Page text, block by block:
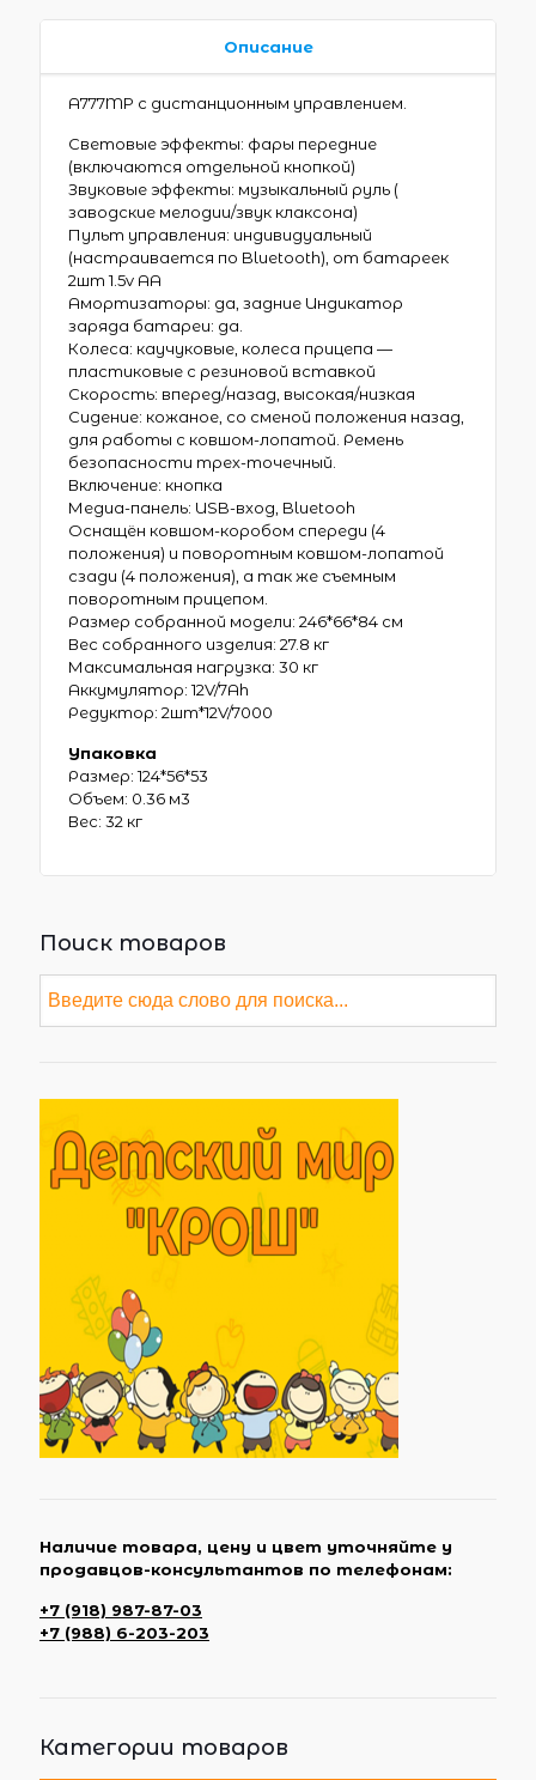
Описание
A777MP с дистанционным управлением.
Световые эффекты: фары передние
(включаются отдельной кнопкой)
Звуковые эффекты: музыкальный руль (
заводские мелодии/звук клаксона)
Пульт управления: индивидуальный
(настраивается по Bluetooth), от батареек
2шт 1.5v AA
Амортизаторы: да, задние Индикатор
заряда батареи: да.
Колеса: каучуковые, колеса прицепа —
пластиковые с резиновой вставкой
Скорость: вперед/назад, высокая/низкая
Сидение: кожаное, со сменой положения назад,
для работы с ковшом-лопатой. Ремень
безопасности трех-точечный.
Включение: кнопка
Медиа-панель: USB-вход, Bluetooh
Оснащён ковшом-коробом спереди (4
положения) и поворотным ковшом-лопатой
сзади (4 положения), а так же съемным
поворотным прицепом.
Размер собранной модели: 246*66*84 см
Вес собранного изделия: 27.8 кг
Максимальная нагрузка: 30 кг
Аккумулятор: 12V/7Ah
Редуктор: 2шт*12V/7000
Упаковка
Размер: 124*56*53
Объем: 0.36 м3
Вес: 32 кг
Поиск товаров
Наличие товара, цену и цвет уточняйте у
продавцов-консультантов по телефонам:
+7 (918) 987-87-03
+7 (988) 6-203-203
Категории товаров